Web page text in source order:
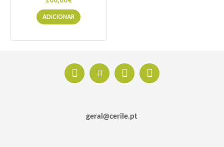
ADICIONAR
geral@cerile.pt